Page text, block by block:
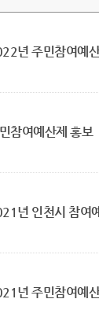
년 주민참여예
참여예산제 홍보
년 인천시 참여
년 주민참여예